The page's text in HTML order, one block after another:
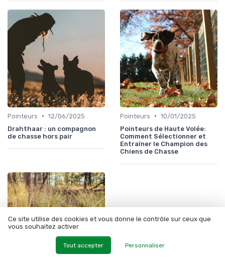
Pointeurs • 12/06/2025
Drahthaar : un compagnon
de chasse hors pair
Pointeurs • 10/01/2025
Pointeurs de Haute Volée:
Comment Sélectionner et
Entraîner le Champion des
Chiens de Chasse
Ce site utilise des cookies et vous donne le contrôle sur ceux que
vous souhaitez activer
Tout accepter Personnaliser